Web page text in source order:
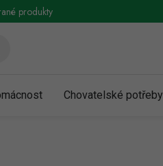
Obchodní podmínky pro podnikatele
produkty
Chovatelské potřeby